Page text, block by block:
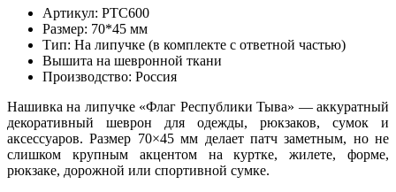
Артикул: PTC600
Размер: 70*45 мм
Тип: На липучке (в комплекте с ответной частью)
Вышита на шевронной ткани
Производство: Россия
Нашивка на липучке «Флаг Республики Тыва» — аккуратный
декоративный шеврон для одежды, рюкзаков, сумок и
аксессуаров. Размер 70×45 мм делает патч заметным, но не
слишком крупным акцентом на куртке, жилете, форме,
рюкзаке, дорожной или спортивной сумке.